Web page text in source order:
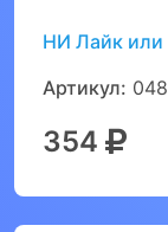
НИ Лайк
Артикул:
354